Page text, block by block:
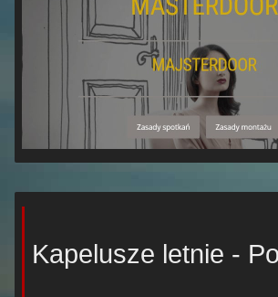
Kapelusze letnie -